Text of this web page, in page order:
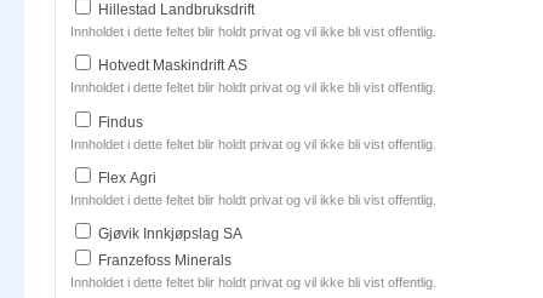
Hillestad Landbruksdrift
Innholdet i dette feltet blir holdt privat og vil ikke bli vist offentlig.
Hotvedt Maskindrift AS
Innholdet i dette feltet blir holdt privat og vil ikke bli vist offentlig.
Findus
Innholdet i dette feltet blir holdt privat og vil ikke bli vist offentlig.
Flex Agri
Innholdet i dette feltet blir holdt privat og vil ikke bli vist offentlig.
Gjøvik Innkjøpslag SA
Franzefoss Minerals
Innholdet i dette feltet blir holdt privat og vil ikke bli vist offentlig.